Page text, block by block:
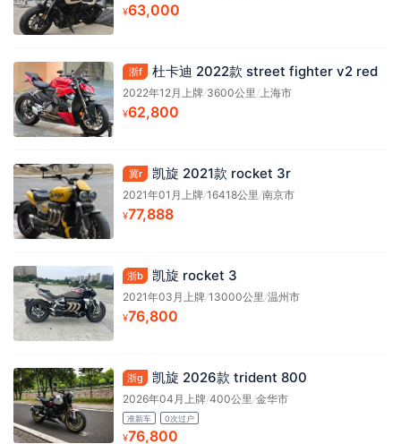
¥63,000
浙f 杜卡迪 2022款 street fighter v2 red
2022年12月上牌/3600公里/上海市
¥62,800
冀r 凯旋 2021款 rocket 3r
2021年01月上牌/16418公里/南京市
¥77,888
浙b 凯旋 rocket 3
2021年03月上牌/13000公里/温州市
¥76,800
浙g 凯旋 2026款 trident 800
2026年04月上牌/400公里/金华市
准新车 0次过户
¥76,800